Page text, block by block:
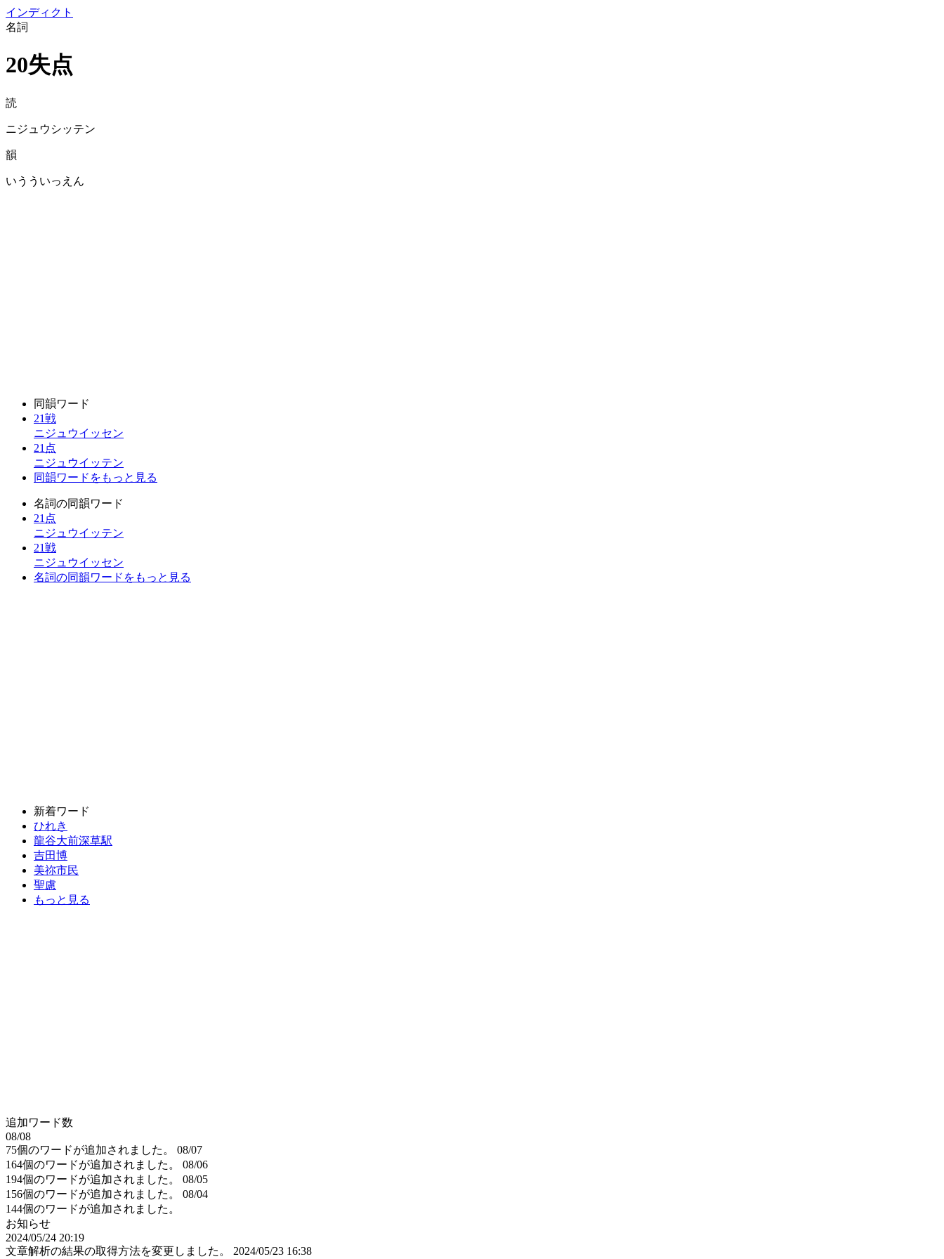
インディクト
名詞
20失点
読
ニジュウシッテン
韻
いうういっえん
同韻ワード
21戦
ニジュウイッセン
21点
ニジュウイッテン
同韻ワードをもっと見る
名詞の同韻ワード
21点
ニジュウイッテン
21戦
ニジュウイッセン
名詞の同韻ワードをもっと見る
新着ワード
ひれき
龍谷大前深草駅
吉田博
美祢市民
聖慮
もっと見る
追加ワード数
08/08
75個のワードが追加されました。
08/07
164個のワードが追加されました。
08/06
194個のワードが追加されました。
08/05
156個のワードが追加されました。
08/04
144個のワードが追加されました。
お知らせ
2024/05/24 20:19
文章解析の結果の取得方法を変更しました。
2024/05/23 16:38